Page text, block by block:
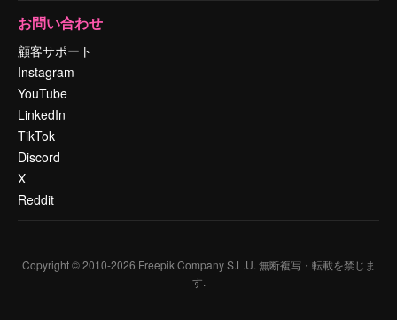
お問い合わせ
顧客サポート
Instagram
YouTube
LinkedIn
TikTok
Discord
X
Reddit
Copyright © 2010-2026 Freepik Company S.L.U. 無断複写・転載を禁じま
す.